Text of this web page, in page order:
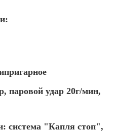
паровой удар 20г/мин,
система "Капля стоп",